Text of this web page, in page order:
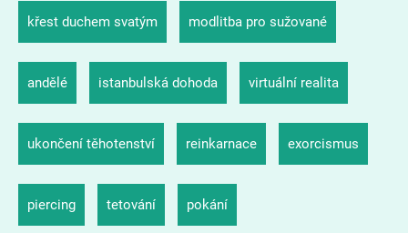
křest duchem svatým modlitba pro sužované
andělé istanbulská dohoda virtuální realita
ukončení těhotenství reinkarnace exorcismus
piercing tetování pokání